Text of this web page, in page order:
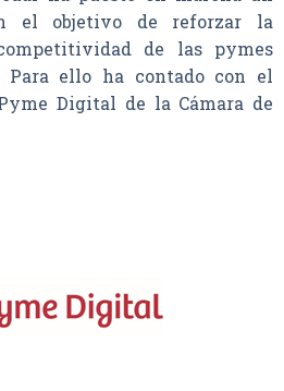
el objetivo de reforzar la
de las pymes
Para ello ha contado con el
Digital de la Cámara de